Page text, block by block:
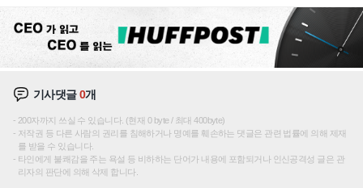
기사댓글0개
200자까지 쓰실 수 있습니다. (현재 0 byte / 최대 400byte)
저작권 등 다른 사람의 권리를 침해하거나 명예를 훼손하는 댓글은 관련 법률에 의해 제재
를 받을 수 있습니다.
타인에게 불쾌감을 주는 욕설 등 비하하는 단어가 내용에 포함되거나 인신공격성 글은 관
리자의 판단에 의해 삭제 합니다.